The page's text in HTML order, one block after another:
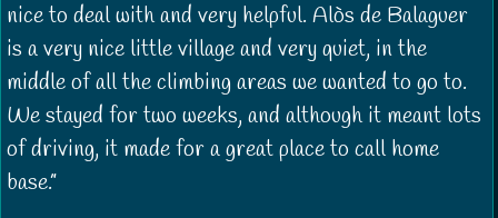
nice to deal with and very helpful. Alòs de Balaguer
is a very nice little village and very quiet, in the
middle of all the climbing areas we wanted to go to.
We stayed for two weeks, and although it meant lots
of driving, it made for a great place to call home
base.